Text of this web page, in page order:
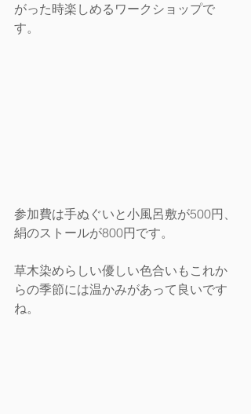
がった時楽しめるワークショップで
す。
参加費は手ぬぐいと小風呂敷が500円、
絹のストールが800円です。
草木染めらしい優しい色合いもこれか
らの季節には温かみがあって良いです
ね。